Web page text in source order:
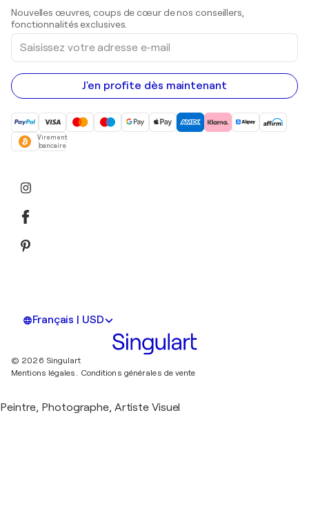
Peintures acryliques
Nouvelles œuvres, coups de cœur de nos conseillers,
fonctionnalités exclusives.
Saisissez
votre
adresse
e-
mail
J'en profite dès maintenant
Virement
bancaire
Français | USD
© 2026 Singulart
Mentions légales. Conditions générales de vente
Peintre, Photographe, Artiste Visuel